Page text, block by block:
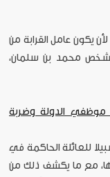
يكون عامل القرابة من
لشخص محمد بن سلمان،
موظفي الدولة وضربة
للعائلة الحاكمة في
مع ما يكشف ذلك من